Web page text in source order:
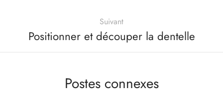
Suivant
Positionner et découper la dentelle
Postes connexes